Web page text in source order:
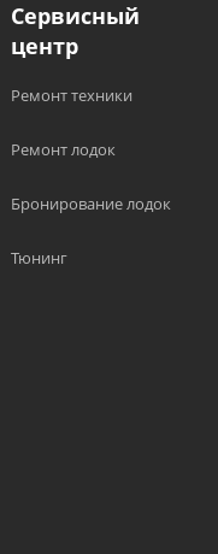
Сервисный
центр
Ремонт техники
Ремонт лодок
Бронирование лодок
Тюнинг